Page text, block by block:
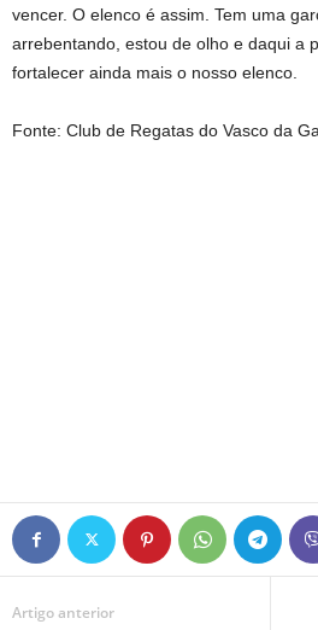
vencer. O elenco é assim. Tem uma
arrebentando, estou de olho e daqui a
fortalecer ainda mais o nosso elenco.
Fonte: Club de Regatas do Vasco da
Artigo anterior